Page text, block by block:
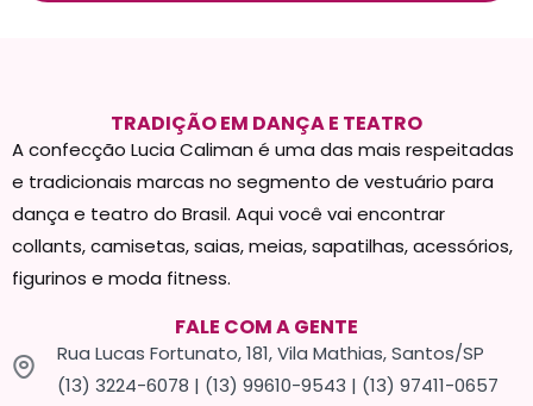
TRADIÇÃO EM DANÇA E TEATRO
A confecção Lucia Caliman é uma das mais respeitadas
e tradicionais marcas no segmento de vestuário para
dança e teatro do Brasil. Aqui você vai encontrar
collants, camisetas, saias, meias, sapatilhas, acessórios,
figurinos e moda fitness.
FALE COM A GENTE
Rua Lucas Fortunato, 181, Vila Mathias, Santos/SP
(13) 3224-6078 | (13) 99610-9543 | (13) 97411-0657